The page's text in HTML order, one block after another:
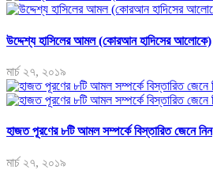
উদ্দেশ্য হাসিলের আমল (কোরআন হাদিসের আলোকে)
মার্চ ২৭, ২০১৯
হাজত পূরণের ৮টি আমল সম্পর্কে বিস্তারিত জেনে নিন
মার্চ ২৭, ২০১৯